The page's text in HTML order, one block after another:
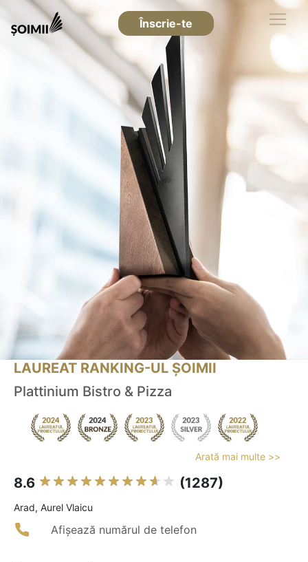
Înscrie-te
LAUREAT RANKING-UL ȘOIMII
Plattinium Bistro & Pizza
Arată mai multe >>
8.6 (1287)
Arad, Aurel Vlaicu
Afișează numărul de telefon